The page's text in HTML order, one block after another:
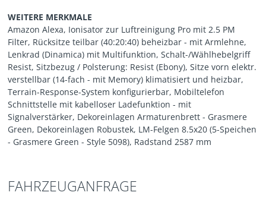
WEITERE MERKMALE
Amazon Alexa, Ionisator zur Luftreinigung Pro mit 2.5 PM
Filter, Rücksitze teilbar (40:20:40) beheizbar - mit Armlehne,
Lenkrad (Dinamica) mit Multifunktion, Schalt-/Wählhebelgriff
Resist, Sitzbezug / Polsterung: Resist (Ebony), Sitze vorn elektr.
verstellbar (14-fach - mit Memory) klimatisiert und heizbar,
Terrain-Response-System konfigurierbar, Mobiltelefon
Schnittstelle mit kabelloser Ladefunktion - mit
Signalverstärker, Dekoreinlagen Armaturenbrett - Grasmere
Green, Dekoreinlagen Robustek, LM-Felgen 8.5x20 (5-Speichen
- Grasmere Green - Style 5098), Radstand 2587 mm
FAHRZEUGANFRAGE